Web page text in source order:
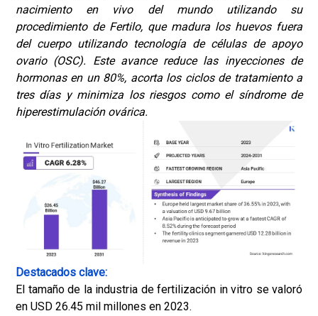
nacimiento en vivo del mundo utilizando su
procedimiento de Fertilo, que madura los huevos fuera
del cuerpo utilizando tecnología de células de apoyo
ovario (OSC). Este avance reduce las inyecciones de
hormonas en un 80%, acorta los ciclos de tratamiento a
tres días y minimiza los riesgos como el síndrome de
hiperestimulación ovárica.
Destacados clave:
El tamaño de la industria de fertilización in vitro se valoró
en USD 26.45 mil millones en 2023.